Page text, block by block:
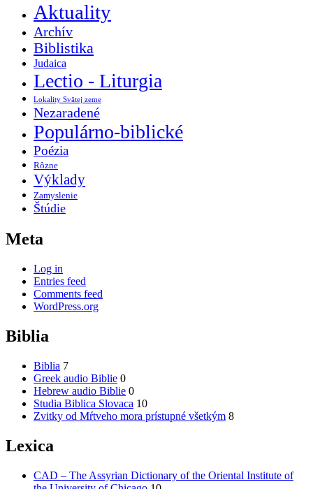
Aktuality
Archív
Biblistika
Judaica
Lectio - Liturgia
Lokality Svätej zeme
Nezaradené
Populárno-biblické
Poézia
Rôzne
Výklady
Zamyslenie
Štúdie
Meta
Log in
Entries feed
Comments feed
WordPress.org
Biblia
Biblia 7
Greek audio Biblie 0
Hebrew audio Biblie 0
Studia Biblica Slovaca 10
Zvitky od Mŕtveho mora prístupné všetkým 8
Lexica
CAD – The Assyrian Dictionary of the Oriental Institute of